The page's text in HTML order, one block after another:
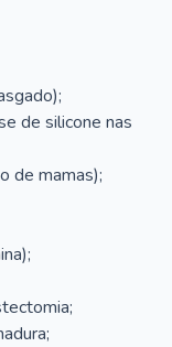
de silicone nas
de mamas);